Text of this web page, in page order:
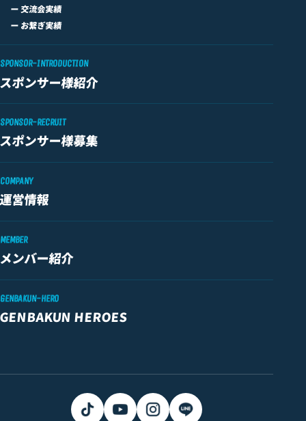
ー 交流会実績
ー お繋ぎ実績
SPONSOR-INTRODUCTION
ポンサー様紹介
SPONSOR-RECRUIT
ポンサー様募集
COMPANY
営情報
MEMBER
ンバー紹介
GENBAKUN-HERO
HEROES